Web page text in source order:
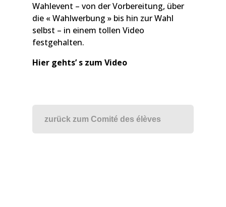
Wahlevent – von der Vorbereitung, über
die « Wahlwerbung » bis hin zur Wahl
selbst – in einem tollen Video
festgehalten.
Hier gehts’ s zum Video
zurück zum Comité des élèves